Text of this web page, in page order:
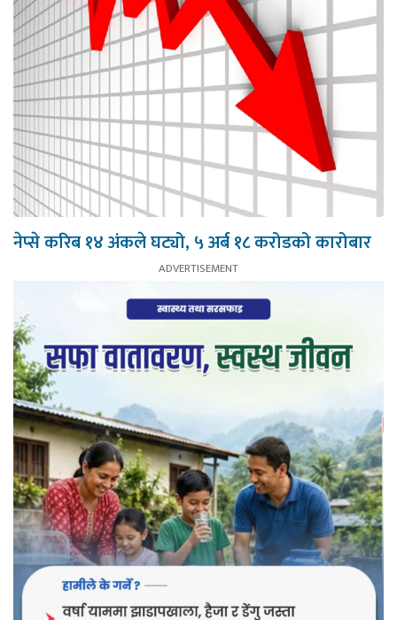
नेप्से करिब १४ अंकले घट्यो, ५ अर्ब १८ करोडको कारोबार